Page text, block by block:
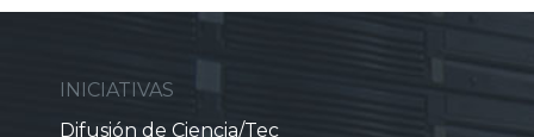
INICIATIVAS
Difusión de Ciencia/Tec